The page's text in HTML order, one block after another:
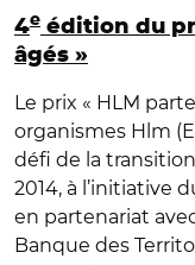
4e édition du
âgés »
Le prix « HLM
organismes Hlm
défi de la
2014, à l’initiative
en partenariat
Banque des